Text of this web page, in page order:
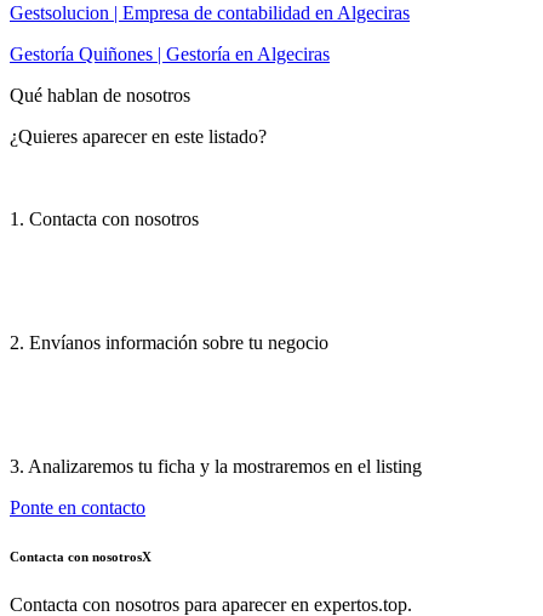
Gestsolucion | Empresa de contabilidad en Algeciras
Gestoría Quiñones | Gestoría en Algeciras
Qué hablan de nosotros
¿Quieres aparecer en este listado?
1. Contacta con nosotros
2. Envíanos información sobre tu negocio
3. Analizaremos tu ficha y la mostraremos en el listing
Ponte en contacto
Contacta con nosotrosX
Contacta con nosotros para aparecer en expertos.top.